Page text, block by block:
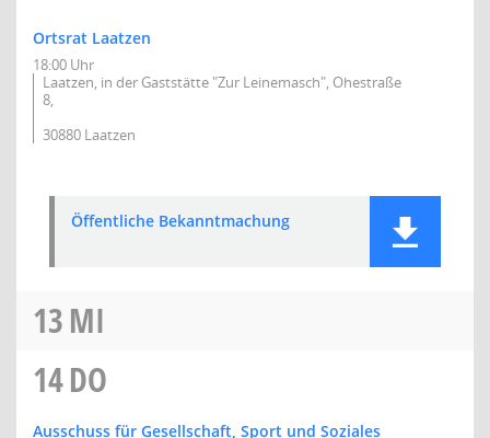
Ortsrat Laatzen
18:00 Uhr
Laatzen, in der Gaststätte "Zur Leinemasch", Ohestraße
8,
30880 Laatzen
Öffentliche Bekanntmachung
13MI
14DO
Ausschuss für Gesellschaft, Sport und Soziales